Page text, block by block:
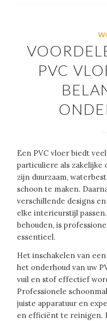
PVC
Een PVC vloer biedt
particuliere als zakelijke
zijn duurzaam,
schoon te maken.
verschillende designs
elke interieurstijl
behouden, is
essentieel.
Het inschakelen van
het onderhoud van uw
vuil en stof effectief
Professionele
juiste apparatuur en
en efficiënt te reinigen.